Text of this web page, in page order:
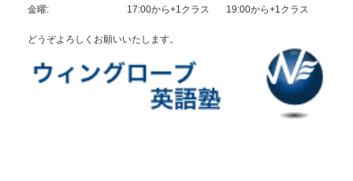
金曜:
17:00から+1クラス 19:00から+1クラス
どうぞよろしくお願いいたします。